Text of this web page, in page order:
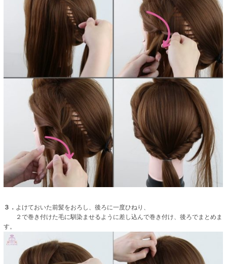
３． よけておいた前髪をおろし、後ろに一度ひねり、
２で巻き付けた毛に馴染ませるように差し込んで巻き付け、後ろでまとめま
す。